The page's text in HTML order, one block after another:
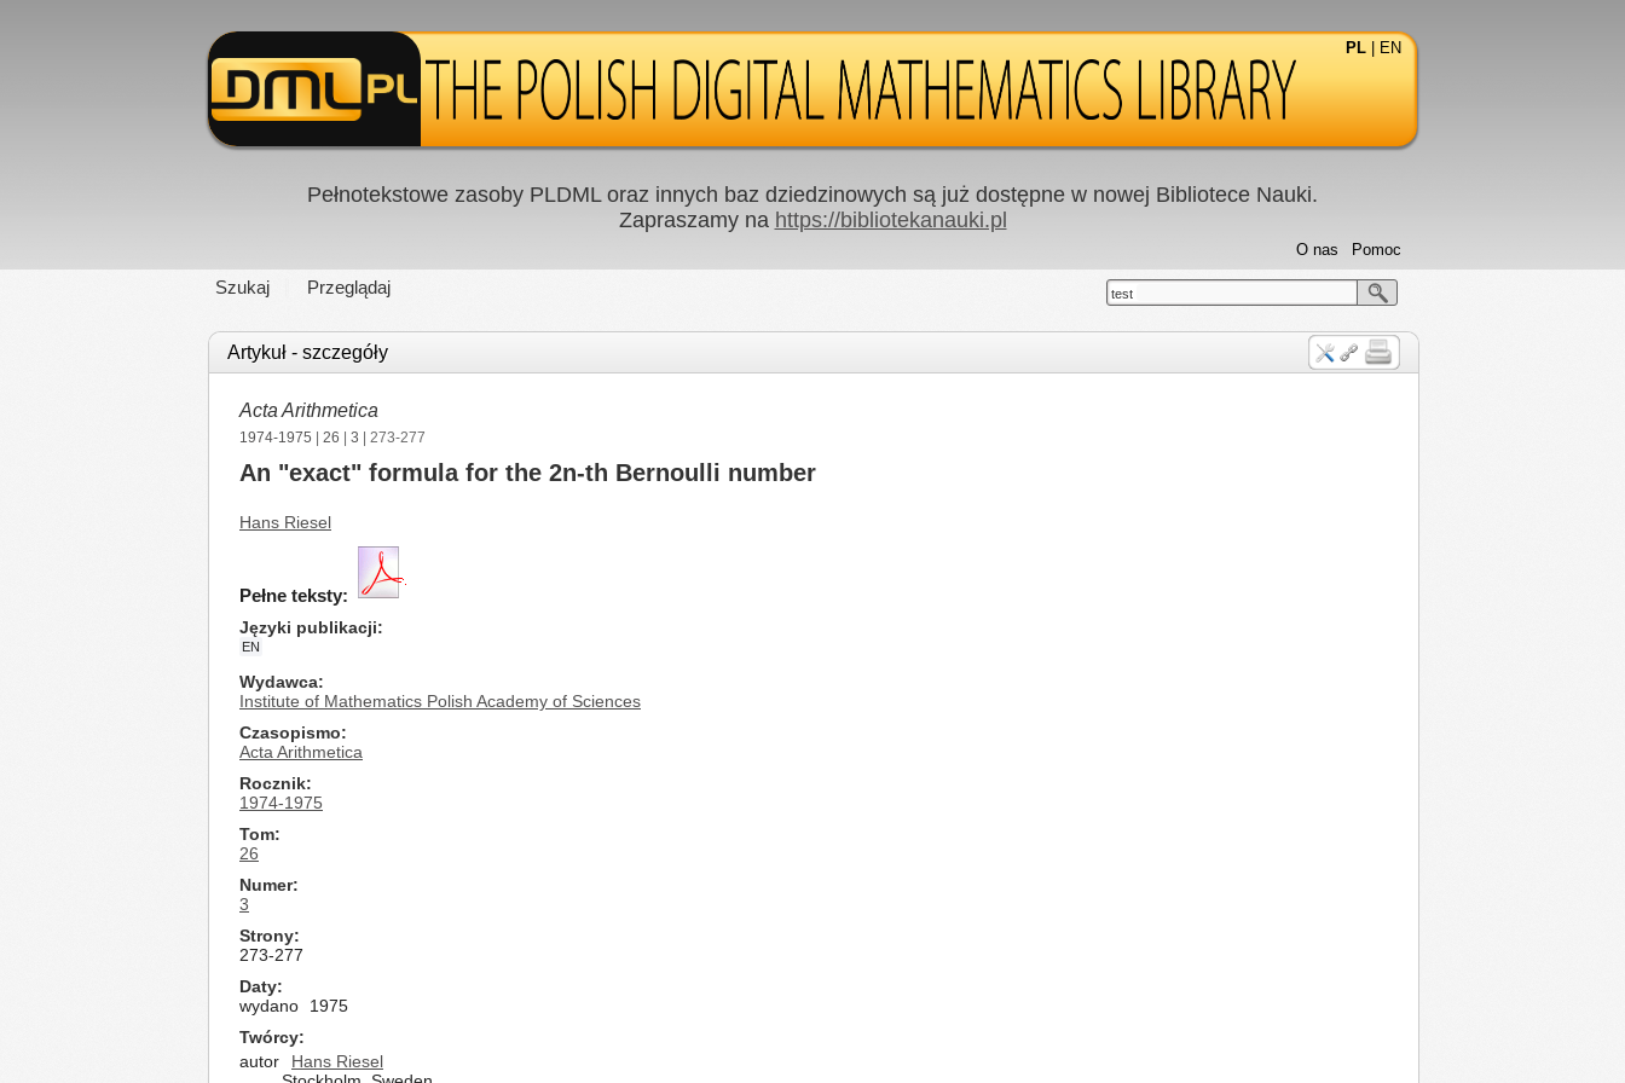
PL EN
Pełnotekstowe zasoby PLDML oraz innych baz dziedzinowych są już dostępne w nowej Bibliotece Nauki.
Zapraszamy na https://bibliotekanauki.pl
Szukaj Przeglądaj
Pomoc
O nas
test
Artykuł - szczegóły
Acta Arithmetica
1974-1975 26 3 | 273-277
An "exact" formula for the 2n-th Bernoulli number
Hans Riesel
Pełne teksty:
Języki publikacji
EN
Wydawca
Institute of Mathematics Polish Academy of Sciences
Czasopismo
Acta Arithmetica
Rocznik
1974-1975
Tom
26
Numer
3
Strony
273-277
Daty
wydano
1975
Twórcy
autor
Hans Riesel